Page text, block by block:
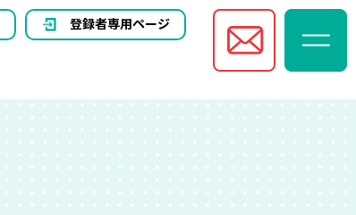
登録者専用ページ